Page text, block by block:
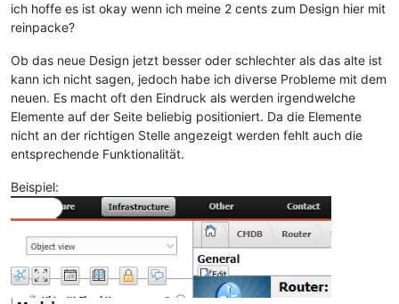
ich hoffe es ist okay wenn ich meine 2 cents zum Design hier mit
reinpacke?
Ob das neue Design jetzt besser oder schlechter als das alte ist
kann ich nicht sagen, jedoch habe ich diverse Probleme mit dem
neuen. Es macht oft den Eindruck als werden irgendwelche
Elemente auf der Seite beliebig positioniert. Da die Elemente
nicht an der richtigen Stelle angezeigt werden fehlt auch die
entsprechende Funktionalität.
Beispiel: